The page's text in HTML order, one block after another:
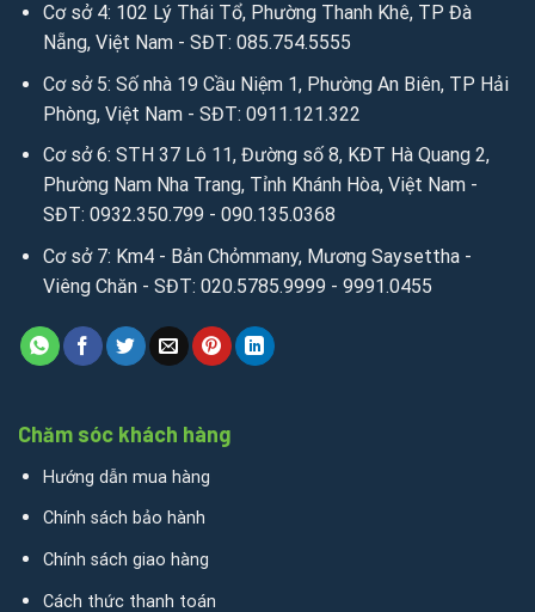
Cơ sở 4: 102 Lý Thái Tổ, Phường Thanh Khê, TP Đà
Nẵng, Việt Nam - SĐT: 085.754.5555
Cơ sở 5: Số nhà 19 Cầu Niệm 1, Phường An Biên, TP Hải
Phòng, Việt Nam - SĐT: 0911.121.322
Cơ sở 6: STH 37 Lô 11, Đường số 8, KĐT Hà Quang 2,
Phường Nam Nha Trang, Tỉnh Khánh Hòa, Việt Nam -
SĐT: 0932.350.799 - 090.135.0368
Cơ sở 7: Km4 - Bản Chỏmmany, Mương Saysettha -
Viêng Chăn - SĐT: 020.5785.9999 - 9991.0455
Chăm sóc khách hàng
Hướng dẫn mua hàng
Chính sách bảo hành
Chính sách giao hàng
Cách thức thanh toán